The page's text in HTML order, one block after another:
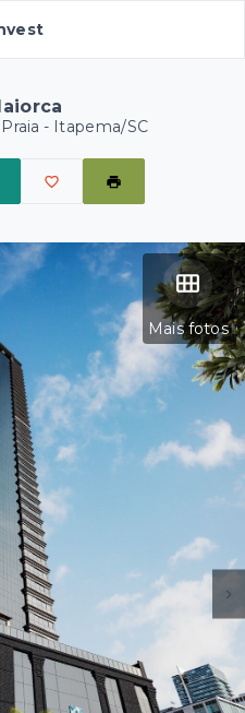
- Itapema/SC
Mais fotos